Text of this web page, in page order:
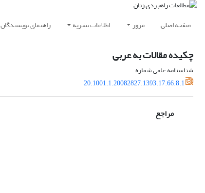
صفحه اصلی مرور اطلاعات نشریه راهنمای نویسندگان
چکیده مقالات به عربی
شناسنامه علمی شماره
20.1001.1.20082827.1393.17.66.8.1
مراجع